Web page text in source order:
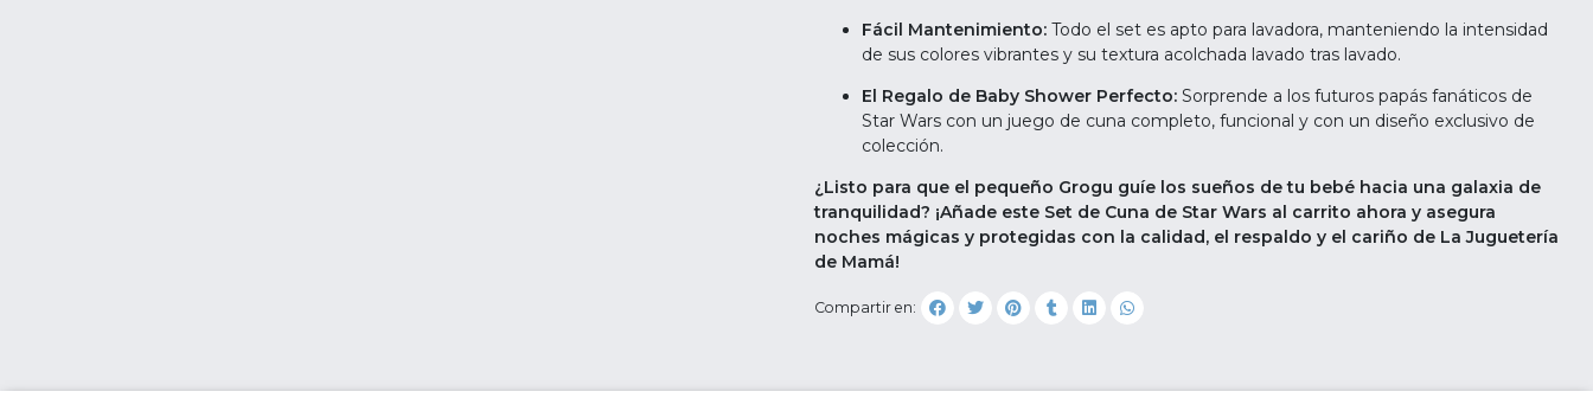
Fácil Mantenimiento: Todo el set es apto para lavadora, manteniendo la intensidad
de sus colores vibrantes y su textura acolchada lavado tras lavado.
El Regalo de Baby Shower Perfecto: Sorprende a los futuros papás fanáticos de
Star Wars con un juego de cuna completo, funcional y con un diseño exclusivo de
colección.
¿Listo para que el pequeño Grogu guíe los sueños de tu bebé hacia una galaxia de
tranquilidad? ¡Añade este Set de Cuna de Star Wars al carrito ahora y asegura
noches mágicas y protegidas con la calidad, el respaldo y el cariño de La Juguetería
de Mamá!
Compartir en: